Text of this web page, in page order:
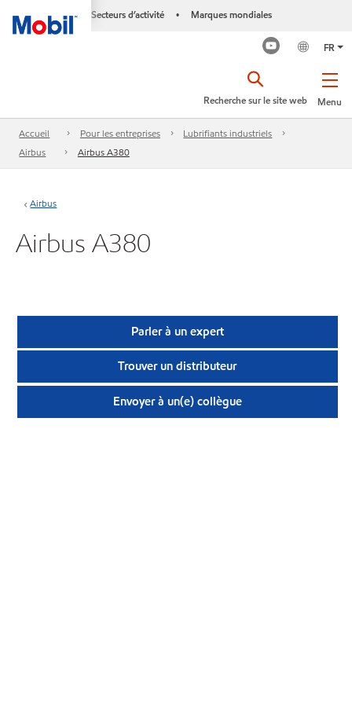
Secteurs d’activité • Marques mondiales
FR
Menu
Recherche sur le site web
Accueil Pour les entreprises
Lubrifiants industriels
Airbus
Airbus A380
Airbus
Airbus A380
Parler à un expert
Trouver un distributeur
Envoyer à un(e) collègue